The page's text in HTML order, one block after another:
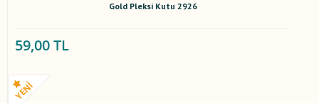
Gold Pleksi Kutu 2926
59,00 TL